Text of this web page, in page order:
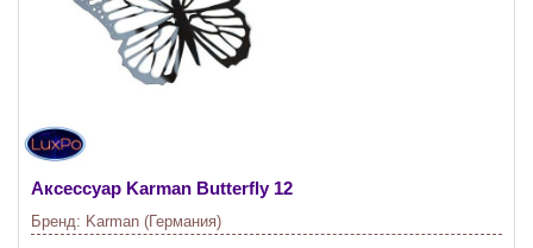
Аксессуар Karman Butterfly 12
Бренд: Karman (Германия)